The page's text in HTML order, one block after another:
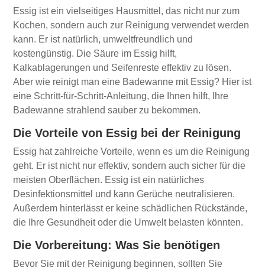
Essig ist ein vielseitiges Hausmittel, das nicht nur zum
Kochen, sondern auch zur Reinigung verwendet werden
kann. Er ist natürlich, umweltfreundlich und
kostengünstig. Die Säure im Essig hilft,
Kalkablagerungen und Seifenreste effektiv zu lösen.
Aber wie reinigt man eine Badewanne mit Essig? Hier ist
eine Schritt-für-Schritt-Anleitung, die Ihnen hilft, Ihre
Badewanne strahlend sauber zu bekommen.
Die Vorteile von Essig bei der Reinigung
Essig hat zahlreiche Vorteile, wenn es um die Reinigung
geht. Er ist nicht nur effektiv, sondern auch sicher für die
meisten Oberflächen. Essig ist ein natürliches
Desinfektionsmittel und kann Gerüche neutralisieren.
Außerdem hinterlässt er keine schädlichen Rückstände,
die Ihre Gesundheit oder die Umwelt belasten könnten.
Die Vorbereitung: Was Sie benötigen
Bevor Sie mit der Reinigung beginnen, sollten Sie